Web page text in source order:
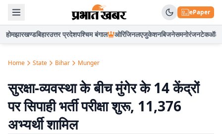
ePaper
होमझारखण्डबिहारउत्तर प्रदेशपश्चिम बंगाल ओरिजिनलएजुकेशनबिजनेसमनोरंजनटेकऑटो
Home State Bihar Munger
सुरक्षा-व्यवस्था के बीच मुंगेर के 14 केंद्रों
पर सिपाही भर्ती परीक्षा शुरू, 11,376
अभ्यर्थी शामिल